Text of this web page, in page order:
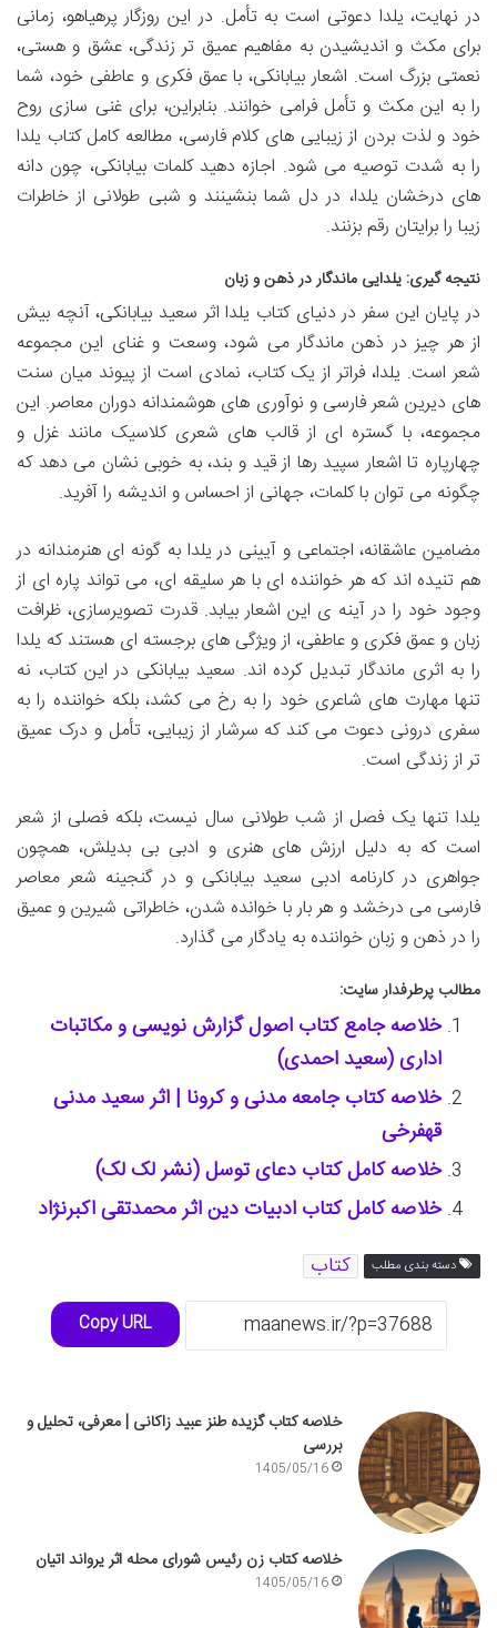
در نهایت، یلدا دعوتی است به تأمل. در این روزگار پرهیاهو، زمانی
برای مکث و اندیشیدن به مفاهیم عمیق تر زندگی، عشق و هستی،
نعمتی بزرگ است. اشعار بیابانکی، با عمق فکری و عاطفی خود، شما
را به این مکث و تأمل فرامی خوانند. بنابراین، برای غنی سازی روح
خود و لذت بردن از زیبایی های کلام فارسی، مطالعه کامل کتاب یلدا
را به شدت توصیه می شود. اجازه دهید کلمات بیابانکی، چون دانه
های درخشان یلدا، در دل شما بنشینند و شبی طولانی از خاطرات
زیبا را برایتان رقم بزنند.
نتیجه گیری: یلدایی ماندگار در ذهن و زبان
در پایان این سفر در دنیای کتاب یلدا اثر سعید بیابانکی، آنچه بیش
از هر چیز در ذهن ماندگار می شود، وسعت و غنای این مجموعه
شعر است. یلدا، فراتر از یک کتاب، نمادی است از پیوند میان سنت
های دیرین شعر فارسی و نوآوری های هوشمندانه دوران معاصر. این
مجموعه، با گستره ای از قالب های شعری کلاسیک مانند غزل و
چهارپاره تا اشعار سپید رها از قید و بند، به خوبی نشان می دهد که
چگونه می توان با کلمات، جهانی از احساس و اندیشه را آفرید.
مضامین عاشقانه، اجتماعی و آیینی در یلدا به گونه ای هنرمندانه در
هم تنیده اند که هر خواننده ای با هر سلیقه ای، می تواند پاره ای از
وجود خود را در آینه ی این اشعار بیابد. قدرت تصویرسازی، ظرافت
زبان و عمق فکری و عاطفی، از ویژگی های برجسته ای هستند که یلدا
را به اثری ماندگار تبدیل کرده اند. سعید بیابانکی در این کتاب، نه
تنها مهارت های شاعری خود را به رخ می کشد، بلکه خواننده را به
سفری درونی دعوت می کند که سرشار از زیبایی، تأمل و درک عمیق
تر از زندگی است.
یلدا تنها یک فصل از شب طولانی سال نیست، بلکه فصلی از شعر
است که به دلیل ارزش های هنری و ادبی بی بدیلش، همچون
جواهری در کارنامه ادبی سعید بیابانکی و در گنجینه شعر معاصر
فارسی می درخشد و هر بار با خوانده شدن، خاطراتی شیرین و عمیق
را در ذهن و زبان خواننده به یادگار می گذارد.
مطالب پرطرفدار سایت:
خلاصه جامع کتاب اصول گزارش نویسی و مکاتبات
اداری (سعید احمدی)
خلاصه کتاب جامعه مدنی و کرونا | اثر سعید مدنی
قهفرخی
خلاصه کامل کتاب دعای توسل (نشر لک لک)
خلاصه کامل کتاب ادبیات دین اثر محمدتقی اکبرنژاد
دسته بندی مطلب کتاب
Copy URL
خلاصه کتاب گزیده طنز عبید زاکانی | معرفی، تحلیل و
بررسی
1405/05/16
خلاصه کتاب زن رئیس شورای محله اثر یرواند اتیان
1405/05/16